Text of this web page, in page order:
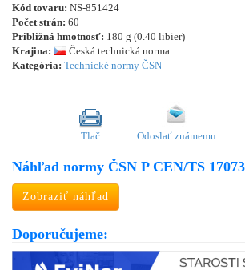
Kód tovaru: NS-851424
Počet strán: 60
Približná hmotnosť: 180 g (0.40 libier)
Krajina:
Česká technická norma
Kategória: Technické normy ČSN
Tlač Odoslať známemu
Náhľad normy ČSN P CEN/TS
Zobraziť náhľad
Doporučujeme: